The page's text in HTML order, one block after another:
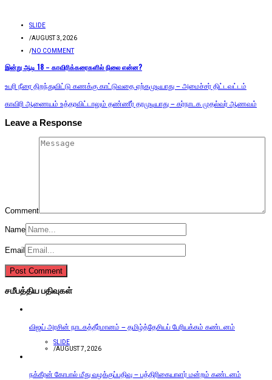
SLIDE
/AUGUST 3, 2026
/NO COMMENT
இன்று ஆடி 18 – காவிரிக்கரைகளில் நிலை என்ன?
உபரி நீரை திறந்துவிட்டு கணக்கு காட்டுவதை ஏற்கமுடியாது – அமைச்சர் திட்டவட்டம்
காவிரி ஆணையம் உத்தரவிட்டாலும் தண்ணீர் தரமுடியாது – கர்நாடக முதல்வர் ஆணவம்
Leave a Response
Comment
Name
Email
சமீபத்திய பதிவுகள்
விஜய் அரசின் நாடகத்தீர்மானம் – தமிழ்த்தேசியப் பேரியக்கம் கண்டனம்
SLIDE
/AUGUST 7, 2026
நக்கீரன் கோபால் மீது வழக்குப்பதிவு – பத்திரிகையாளர் மன்றம் கண்டனம்